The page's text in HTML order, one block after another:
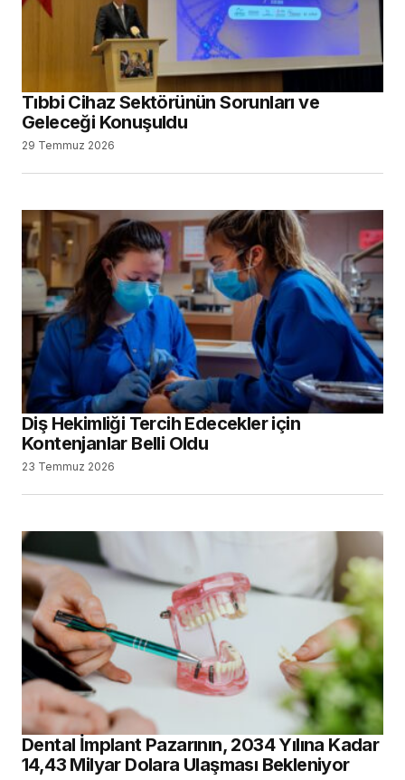
Tıbbi Cihaz Sektörünün Sorunları ve
Geleceği Konuşuldu
29 Temmuz 2026
Diş Hekimliği Tercih Edecekler için
Kontenjanlar Belli Oldu
23 Temmuz 2026
Dental İmplant Pazarının, 2034 Yılına Kadar
14,43 Milyar Dolara Ulaşması Bekleniyor